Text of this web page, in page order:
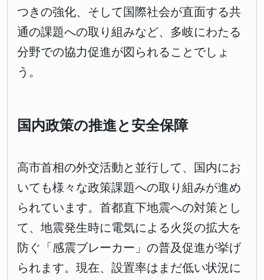
つきの強化、そして国際社会が直面する共
通の課題への取り組みなど、多岐にわたる
分野での協力促進が図られることでしょ
う。
国内政策の推進と安全保障
高市首相の外交活動と並行して、国内にお
いても様々な政策課題への取り組みが進め
られています。首都直下地震への対策とし
て、地震発生時に電気による火災の拡大を
防ぐ「感震ブレーカー」の普及促進が挙げ
られます。現在、設置率はまだ低い状況に